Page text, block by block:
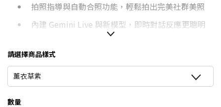
12期 0利率
6期
24期
$1,374
$2,940
$755
7家銀行/業者
18家銀行/業者
18家銀行/業者
★舊機回收★限量加碼10%回饋
更多信用卡分期0利率滿額享回饋
AI手機有哪些？→點我看達人教你買
點我看▶Pixel 10a專用配件
拍照指導與自動合照功能，輕鬆拍出完美社群美照
內建 Gemini Live 與新模型，即時對話反應更聰明
3000峰值亮度，6.3 吋螢幕強光下依舊清晰
長電力續航力超過30小時、7 年系統更新，具 IP68
防水防塵等級
請選擇商品樣式
薰衣草紫
數量